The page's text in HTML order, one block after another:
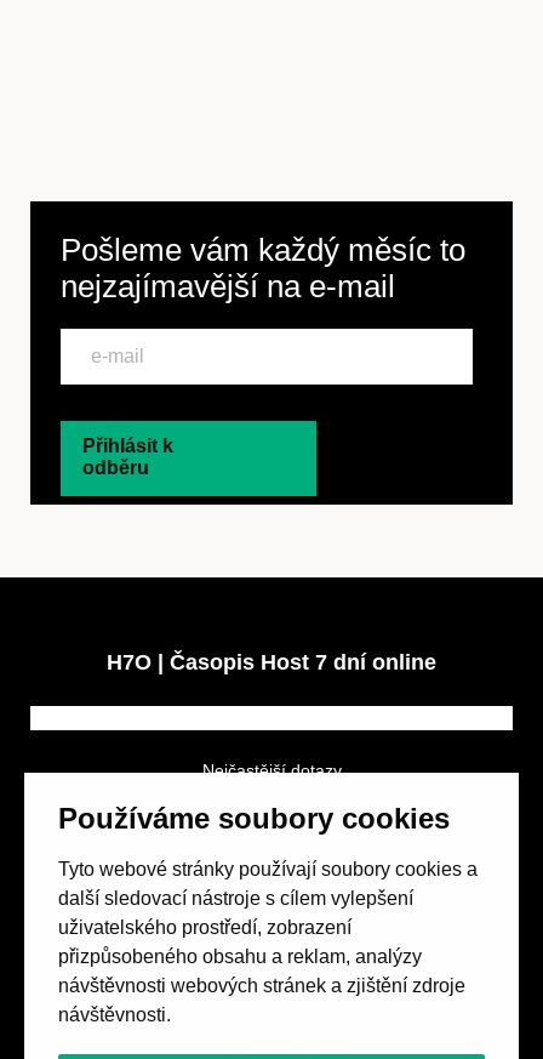
Používáme soubory cookies
Tyto webové stránky používají soubory cookies a
další sledovací nástroje s cílem vylepšení
uživatelského prostředí, zobrazení
přizpůsobeného obsahu a reklam, analýzy
návštěvnosti webových stránek a zjištění zdroje
návštěvnosti.
Pošleme vám každý měsíc to
nejzajímavější na e-mail
Přihlásit k
odběru
H7O | Časopis Host 7 dní online
Nejčastější dotazy
Obchodní podmínky
Spolek přátel vydávání